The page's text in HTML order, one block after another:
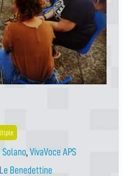
Solano, VivaVoce APS
Benedettine